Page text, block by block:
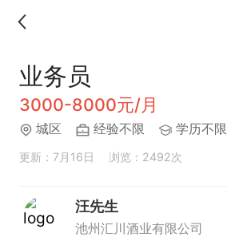
业务员
3000-8000元/月
城区 经验不限 学历不限
更新：7月16日 浏览：2492次
汪先生
池州汇川酒业有限公司